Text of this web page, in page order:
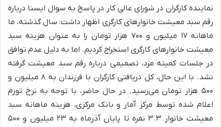
نماینده کارگران در شورای عالی کار در پاسخ به سوال ایسنا درباره
رقم سبد معیشت خانوارهای کارگری اظهار داشت: سال گذشته، ما
ماهانه ۱۷ میلیون و ۷۰۰ هزار تومان را به عنوان هزینه سبد
معیشت خانوارهای کارگری استخراج کردیم. اما به دلیل عدم توافق
در جلسات کمیته مزد، تصمیمی درباره رقم سبد معیشت گرفته
نشد. با این حال، کل دریافتی کارگران با فرزندان به ۸ میلیون و
۵۰۰ هزار تومان می‌رسید. در حال حاضر، با توجه به نرخ تورم
اعلام شده توسط مرکز آمار و بانک مرکزی، هزینه ماهانه سبد
معیشت خانوار ۳.۳ نفره تا پایان آذرماه به ۲۳ میلیون و ۵۰۰